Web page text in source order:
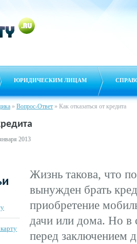
ЮРИДИЧЕСКИМ ЛИЦАМ
» Вопрос-Ответ » Как отказаться от кредита
2013
Жизнь такова, что
вынужден брать
приобретение
дачи или дома. Но в
перед заключением